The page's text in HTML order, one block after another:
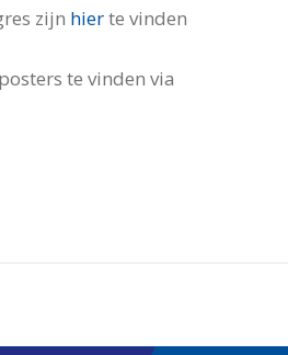
zijn hierte vinden
te vinden via